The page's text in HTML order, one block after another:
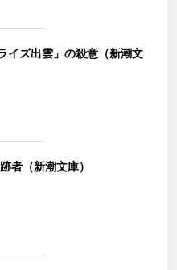
イズ出雲」の殺意（新潮文
者（新潮文庫）